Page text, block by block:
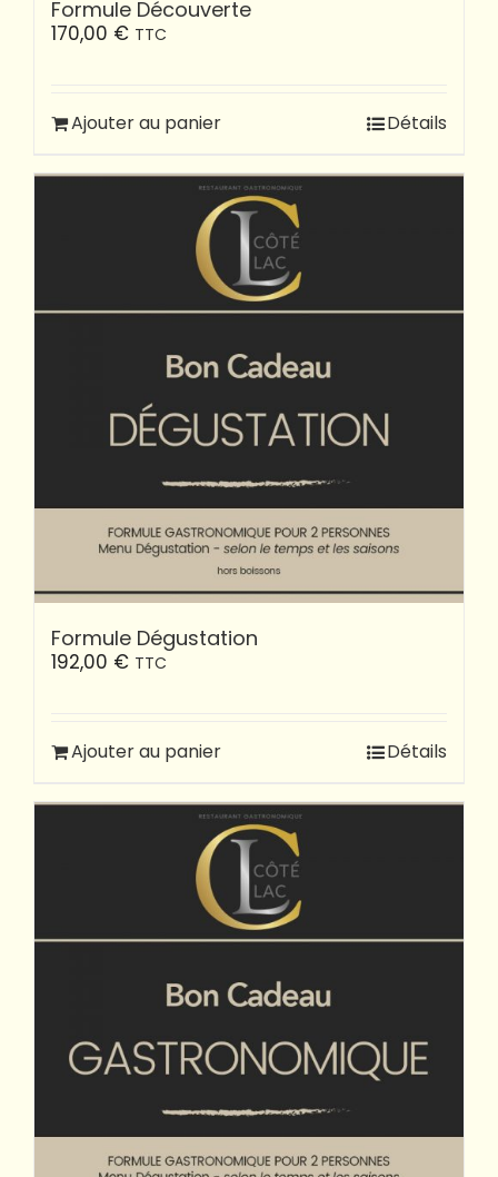
Formule Découverte
170,00 € TTC
Ajouter au panier Détails
Formule Dégustation
192,00 € TTC
Ajouter au panier Détails